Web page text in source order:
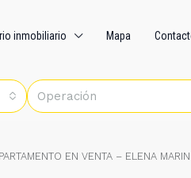
inmobiliario Mapa
Operación
EN VENTA – ELENA